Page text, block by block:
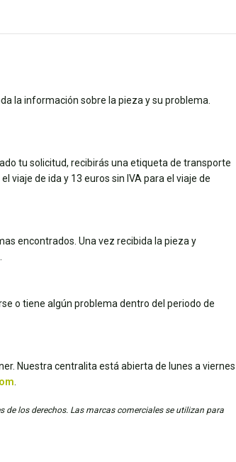
la información sobre la pieza y su problema.
tu solicitud, recibirás una etiqueta de transporte
viaje de ida y 13 euros sin IVA para el viaje de
encontrados. Una vez recibida la pieza y
o tiene algún problema dentro del periodo de
Nuestra centralita está abierta de lunes a viernes
los derechos. Las marcas comerciales se utilizan para